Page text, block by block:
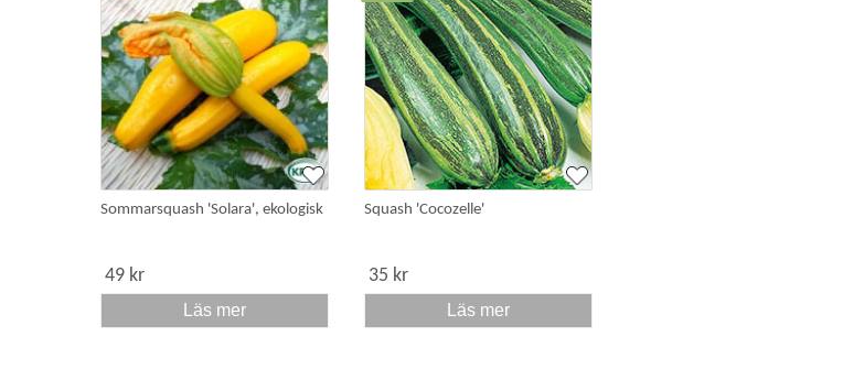
Sommarsquash 'Solara', ekologisk
49 kr
Läs mer
Squash 'Cocozelle'
35 kr
Läs mer